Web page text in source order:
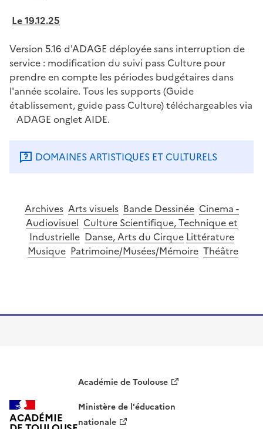
Le 19.12.25
Version 5.16 d'ADAGE déployée sans interruption de
service : modification du suivi pass Culture pour
prendre en compte les périodes budgétaires dans
l'année scolaire. Tous les supports (Guide
établissement, guide pass Culture) téléchargeables via
ADAGE onglet AIDE.
DOMAINES ARTISTIQUES ET CULTURELS
Archives Arts visuels Bande Dessinée Cinema -
Audiovisuel Culture Scientifique, Technique et
Industrielle Danse, Arts du Cirque Littérature
Musique Patrimoine/Musées/Mémoire Théâtre
ACADÉMIE
Académie de Toulouse
Ministère de l'éducation
nationale